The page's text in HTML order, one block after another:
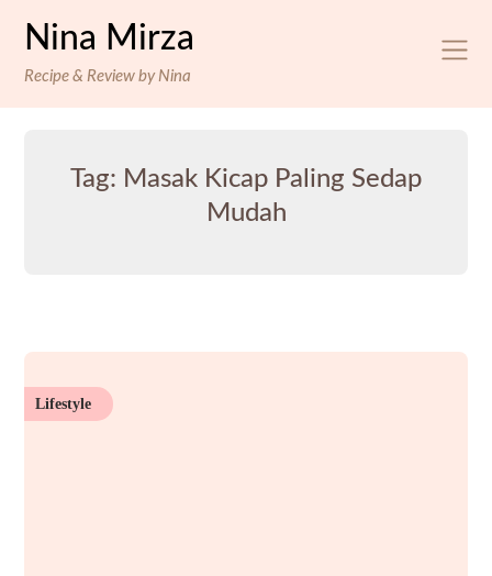
Nina Mirza
Recipe & Review by Nina
Tag: Masak Kicap Paling Sedap
Mudah
Lifestyle